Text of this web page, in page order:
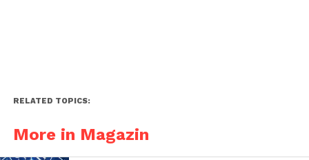
RELATED TOPICS:
More in Magazin